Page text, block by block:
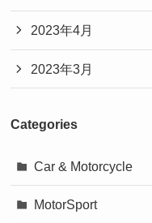
2023年4月
2023年3月
Categories
Car & Motorcycle
MotorSport